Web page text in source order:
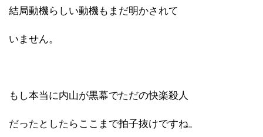
結局動機らしい動機もまだ明かされて
いません。
もし本当に内山が黒幕でただの快楽殺人
だったとしたらここまで拍子抜けですね。